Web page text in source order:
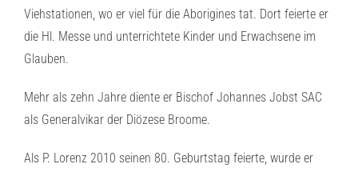
Viehstationen, wo er viel für die Aborigines tat. Dort feierte er
die Hl. Messe und unterrichtete Kinder und Erwachsene im
Glauben.
Mehr als zehn Jahre diente er Bischof Johannes Jobst SAC
als Generalvikar der Diözese Broome.
Als P. Lorenz 2010 seinen 80. Geburtstag feierte, wurde er